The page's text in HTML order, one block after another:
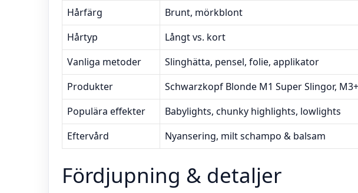
Hårfärg
Brunt, mörkblont
Hårtyp
Långt vs. kort
Vanliga metoder
Slinghätta, pensel, folie, applikator
Produkter
Schwarzkopf Blonde M1 Super Slingor,
Populära effekter
Babylights, chunky highlights, lowlights
Eftervård
Nyansering, milt schampo & balsam
Fördjupning & detaljer